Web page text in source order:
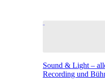
Sound & Light –
Recording und